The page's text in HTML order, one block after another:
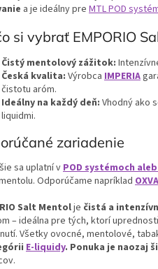
a je ideálny pre MTL POD
si vybrať EMPORIO
Čistý mentolový zážitok:
Česká kvalita: Výrobca IMPERIA
čistotu aróm.
Ideálny na každý deň: Vhodný ako
liquidmi.
zariadenie
sa uplatní vPOD systémoch
Odporúčame napríklad
Salt Mentolje čistá a
– ideálna pre tých, ktorí
Všetky ovocné, mentolové,
E-liquidy. Ponuka je naozaj